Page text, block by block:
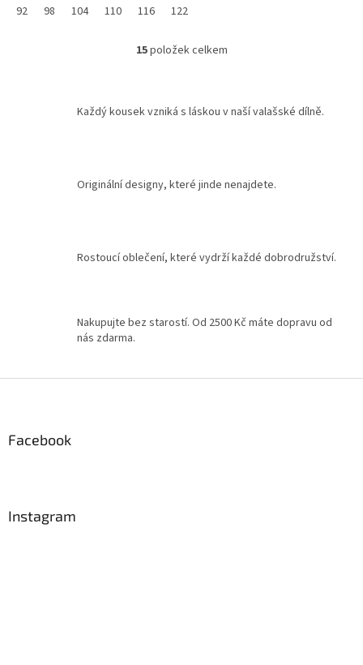
92 98 104 110 116 122
O
d
p
v
s
15položek celkem
Každý kousek vzniká s láskou v naší valašské dílně.
Originální designy, které jinde nenajdete.
Rostoucí oblečení, které vydrží každé dobrodružství.
Nakupujte bez starostí. Od 2500 Kč máte dopravu od
nás zdarma.
Facebook
Instagram